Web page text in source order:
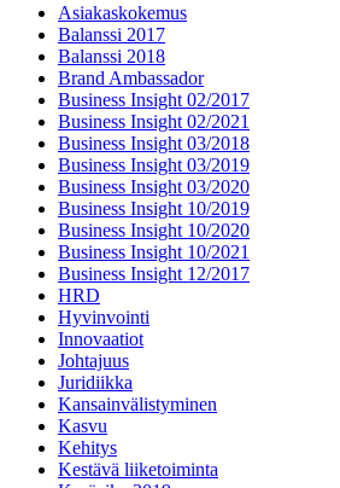
Asiakaskokemus
Balanssi 2017
Balanssi 2018
Brand Ambassador
Business Insight 02/2017
Business Insight 02/2021
Business Insight 03/2018
Business Insight 03/2019
Business Insight 03/2020
Business Insight 10/2019
Business Insight 10/2020
Business Insight 10/2021
Business Insight 12/2017
HRD
Hyvinvointi
Innovaatiot
Johtajuus
Juridiikka
Kansainvälistyminen
Kasvu
Kehitys
Kestävä liiketoiminta